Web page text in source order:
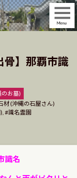
骨】那覇市識
お墓)
材 (沖縄の石屋さん)
, 識名霊園
識名